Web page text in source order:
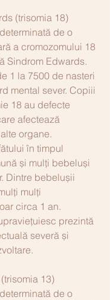
(trisomia 18)
de o
a cromozomului 18
Sindrom Edwards.
1 la 7500 de nasteri
mental sever. Copiii
18 au defecte
afectează
organe.
în timpul
și mulți bebeluși
Dintre bebelușii
mulți
circa 1 an.
prezintă
severă și
13)
de o